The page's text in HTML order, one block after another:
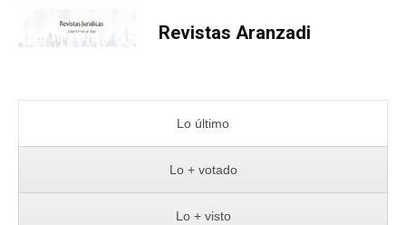
Revistas Aranzadi
Lo último
Lo + votado
Lo + visto